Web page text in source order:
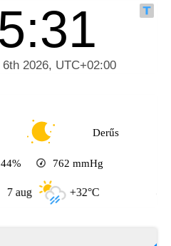
Derűs
44% 762 mmHg
+32°C